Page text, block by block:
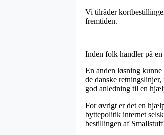
Vi tilråder
fremtiden.
Inden folk handler på
En anden løsning
de danske
god anledning til en
For øvrigt er det en
byttepolitik internet
bestillingen af